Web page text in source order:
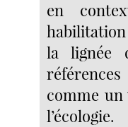
en
la lignée
comme
l’écologie.